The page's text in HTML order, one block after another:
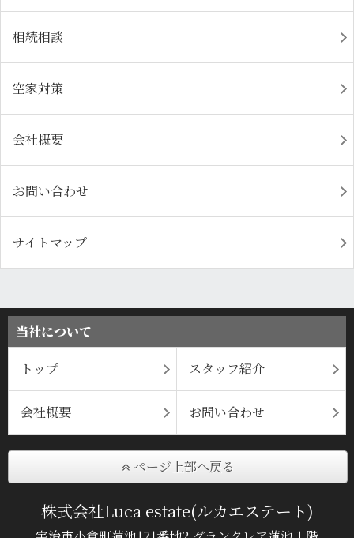
相続相談
空家対策
会社概要
お問い合わせ
サイトマップ
当社について
トップ スタッフ紹介
会社概要 お問い合わせ
ページ上部へ戻る
株式会社Luca estate(ルカエステート)